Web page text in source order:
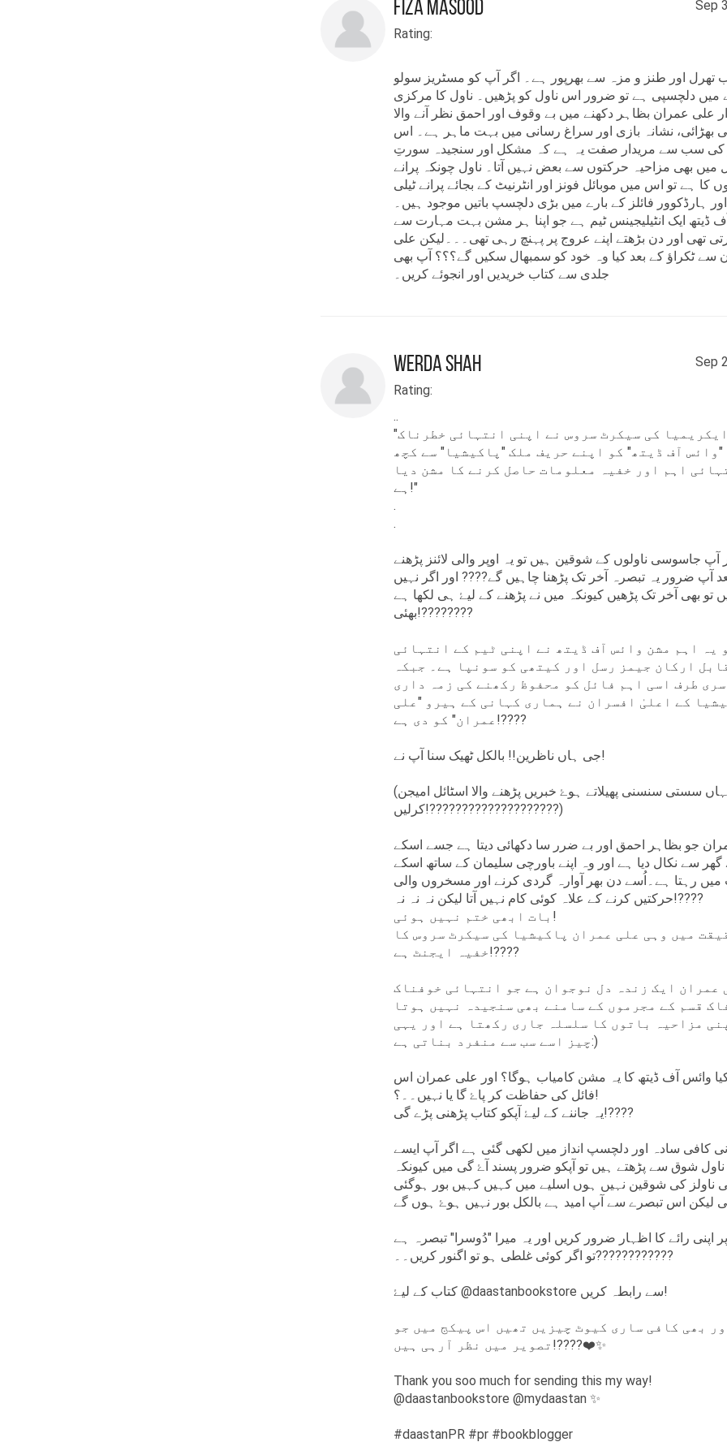
سالوں میں مختلف رسالوں
میں شائع ہونے والی تحریروں
ہے۔ عرفان محمود اب بطور فری
کانٹینٹ رائیٹر لکھتے ہیں۔صحت،
مذہب اورسائنس ان کے خاص
ہیں اور ان موضوعات پر وہ اپنے
پر بھی لکھتے ہیں۔
ان کی کتابوں میں شخصیت کی تعمیر،
سائنس اور الحاد، احمق پارے،
Fiza Masood
Rating:
Sep
تھرل اور طنز و مزہ سے بھرپور ہے۔ اگر آپ کو مسٹریز سولو
میں دلچسپی ہے تو ضرور اس ناول کو پڑھیں۔ ناول کا مرکزی
علی عمران بظاہر دکھنے میں بے وقوف اور احمق نظر آنے والا
بھڑائی، نشانہ بازی اور سراغ رسانی میں بہت ماہر ہے۔ اس
کی سب سے مریدار صفت یہ ہے کہ مشکل اور سنجیدہ سورتِ
میں بھی مزاحیہ حرکتوں سے بعض نہیں آتا۔ ناول چونکہ پرانے
کا ہے تو اس میں موبائل فونز اور انٹرنیٹ کے بجائے پرانے ٹیلی
ہارڈکوور فائلز کے بارے میں بڑی دلچسپ باتیں موجود ہیں۔
ڈیتھ ایک انٹیلیجینس ٹیم ہے جو اپنا ہر مشن بہت مہارت سے
تھی اور دن بڑھتے اپنے عروج پر پہنچ رہی تھی۔۔۔لیکن علی
سے ٹکراؤ کے بعد کیا وہ خود کو سمبھال سکیں گے؟؟؟ آپ بھی
جلدی سے کتاب خریدیں اور انجوئے کریں۔
Werda Shah
Rating:
Sep
..
"ملک ایکریمیا کی سیکرٹ سروس نے اپنی انتہائی خطرناک
"وائس آف ڈیتھ" کو اپنے حریف ملک "پاکیشیا" سے کچھ
اہم اور خفیہ معلومات حاصل کرنے کا مشن دیا
ہے!"
.
.
آپ جاسوسی ناولوں کے شوقین ہیں تو یہ اوپر والی لائنز پڑھنے
آپ ضرور یہ تبصرہ آخر تک پڑھنا چاہیں گے???? اور اگر نہیں
تو بھی آخر تک پڑھیں کیونکہ میں نے پڑھنے کے لیۓ ہی لکھا ہے
بھئی!????????
یہ اہم مشن وائس آف ڈیتھ نے اپنی ٹیم کے انتہائی
ارکان جیمز رسل اور کیتھی کو سونپا ہے۔ جبکہ
طرف اسی اہم فائل کو محفوظ رکھنے کی زمہ داری
کے اعلیٰ افسران نے ہماری کہانی کے ہیرو "علی
عمران" کو دی ہے!????
جی ہاں ناظرین!! بالکل ٹھیک سنا آپ نے!
(یہاں سستی سنسنی پھیلاتے ہوۓ خبریں پڑھنے والا اسٹائل امیجن
کرلیں!????????????????????)
جو بظاہر احمق اور بے ضرر سا دکھائی دیتا ہے جسے اسکے
گھر سے نکال دیا ہے اور وہ اپنے باورچی سلیمان کے ساتھ اسکے
میں رہتا ہے۔اُسے دن بھر آوارہ گردی کرنے اور مسخروں والی
حرکتیں کرنے کے علاہ کوئی کام نہیں آتا لیکن نہ نہ نہ!????
بات ابھی ختم نہیں ہوئی!
میں وہی علی عمران پاکیشیا کی سیکرٹ سروس کا
خفیہ ایجنٹ ہے!????
عمران ایک زندہ دل نوجوان ہے جو انتہائی خوفناک
قسم کے مجرموں کے سامنے بھی سنجیدہ نہیں ہوتا
مزاحیہ باتوں کا سلسلہ جاری رکھتا ہے اور یہی
چیز اسے سب سے منفرد بناتی ہے:)
وائس آف ڈیتھ کا یہ مشن کامیاب ہوگا؟ اور علی عمران اس
فائل کی حفاظت کر پاۓ گا یا نہیں۔۔؟!
یہ جاننے کے لیۓ آپکو کتاب پڑھنی پڑے گی!????
کافی سادہ اور دلچسپ انداز میں لکھی گئی ہے اگر آپ ایسے
ناول شوق سے پڑھتے ہیں تو آپکو ضرور پسند آۓ گی میں کیونکہ
ناولز کی شوقین نہیں ہوں اسلیے میں کہیں کہیں بور ہوگئی
اپنی رائے کا اظہار ضرور کریں اور یہ میرا "دُوسرا" تبصرہ ہے
تو اگر کوئی غلطی ہو تو اگنور کریں۔۔????????????
کتاب کے لیۓ @daastanbookstore سے رابطہ کریں!
بھی کافی ساری کیوٹ چیزیں تھیں اس پیکج میں جو
تصویر میں نظر آرہی ہیں!????❤️✨
Thank you soo much for sending this my way!
@daastanbookstore @mydaastan ✨
#daastanPR #pr #bookblogger